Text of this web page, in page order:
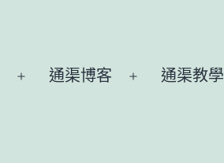
Open通渠博客
Open通渠教學